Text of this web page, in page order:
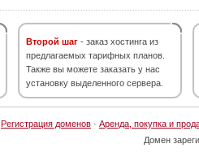
Второй шаг - заказ хостинга из
предлагаемых тарифных планов.
Также вы можете заказать у нас
установку выделенного сервера.
Регистрация доменов · Аренда, покупка и
Домен